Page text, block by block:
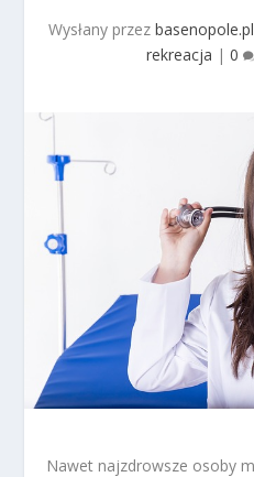
Wysłany przez basenopole.pl
rekreacja | 0
Nawet najzdrowsze osoby